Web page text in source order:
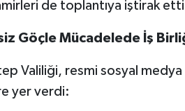
de toplantıya iştirak
Göçle Mücadelede İş
Valiliği, resmi sosyal medya
yer verdi: